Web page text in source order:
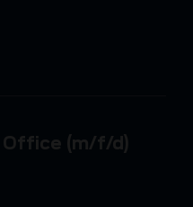
(m/f/d)